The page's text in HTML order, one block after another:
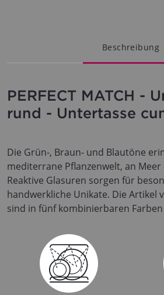
Beschreibung
PERFECT MATCH -
rund - Untertasse
Die Grün-, Braun- und Blautöne
mediterrane Pflanzenwelt, an
Reaktive Glasuren sorgen für
handwerkliche Unikate. Die Artikel
sind in fünf kombinierbaren